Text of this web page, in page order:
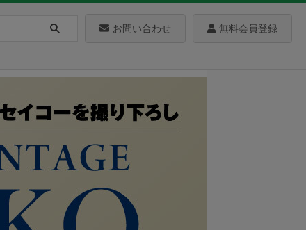
お問い合わせ 無料会員登録